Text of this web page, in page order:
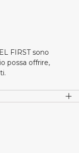
FIRST sono
possa offrire,